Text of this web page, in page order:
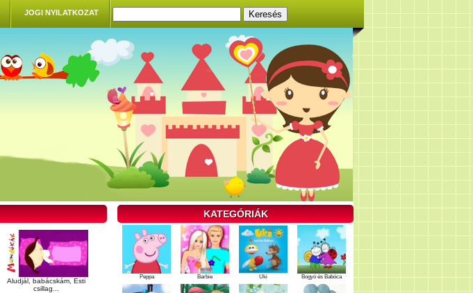
JOGI NYILATKOZAT
Aludjál, babácskám, Esti
csillag...
KATEGÓRIÁK
Peppa Barbie Uki Bogyó és Babóca